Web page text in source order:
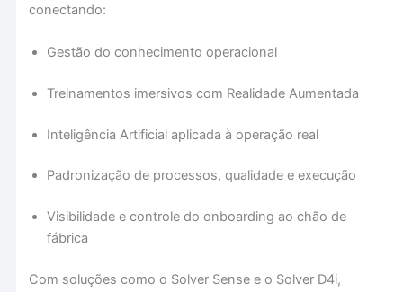
conectando:
Gestão do conhecimento operacional
Treinamentos imersivos com Realidade Aumentada
Inteligência Artificial aplicada à operação real
Padronização de processos, qualidade e execução
Visibilidade e controle do onboarding ao chão de
fábrica
Com soluções como o Solver Sense e o Solver D4i,